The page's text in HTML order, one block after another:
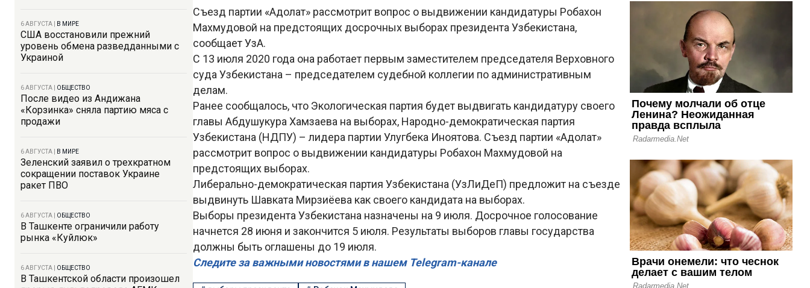
6 АВГУСТА В МИРЕ
США восстановили прежний
уровень обмена разведданными с
Украиной
6 АВГУСТА ОБЩЕСТВО
После видео из Андижана
«Корзинка» сняла партию мяса с
продажи
6 АВГУСТА В МИРЕ
Зеленский заявил о трехкратном
сокращении поставок Украине
ракет ПВО
6 АВГУСТА ОБЩЕСТВО
В Ташкенте ограничили работу
рынка «Куйлюк»
6 АВГУСТА ОБЩЕСТВО
В Ташкентской области произошел
Съезд партии «Адолат» рассмотрит вопрос о выдвижении кандидатуры Робахон
Махмудовой на предстоящих досрочных выборах президента Узбекистана,
сообщает УзА.
С 13 июля 2020 года она работает первым заместителем председателя Верховного
суда Узбекистана – председателем судебной коллегии по административным
делам.
Ранее сообщалось, что Экологическая партия будет выдвигать кандидатуру своего
главы Абдушукура Хамзаева на выборах, Народно-демократическая партия
Узбекистана (НДПУ) – лидера партии Улугбека Иноятова. Съезд партии «Адолат»
рассмотрит вопрос о выдвижении кандидатуры Робахон Махмудовой на
предстоящих выборах.
Либерально-демократическая партия Узбекистана (УзЛиДеП) предложит на съезде
выдвинуть Шавката Мирзиёева как своего кандидата на выборах.
Выборы президента Узбекистана назначены на 9 июля. Досрочное голосование
начнется 28 июня и закончится 5 июля. Результаты выборов главы государства
должны быть оглашены до 19 июля.
Следите за важными новостями в нашем Telegram-канале